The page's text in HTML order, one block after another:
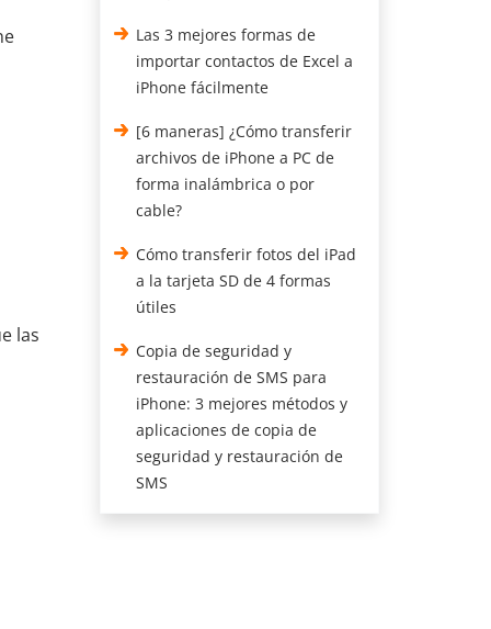
las
Las 3 mejores formas de
importar contactos de Excel a
iPhone fácilmente
[6 maneras] ¿Cómo transferir
archivos de iPhone a PC de
forma inalámbrica o por
cable?
Cómo transferir fotos del iPad
a la tarjeta SD de 4 formas
útiles
Copia de seguridad y
restauración de SMS para
iPhone: 3 mejores métodos y
aplicaciones de copia de
seguridad y restauración de
SMS